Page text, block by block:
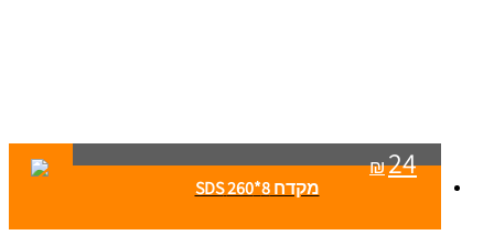
₪24
מקדח 8*260 SDS